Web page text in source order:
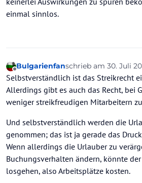
einmal sinnlos.
Offline
Bulgarienfanschrieb am 30. Juli
zuletzt editiert von
Selbstverständlich ist das Streikrecht
Allerdings gibt es auch das Recht, bei
weniger streikfreudigen Mitarbeitern
Und selbstverständlich werden die
genommen; das ist ja gerade das
Wenn allerdings die Urlauber zu
Buchungsverhalten ändern, könnte
losgehen, also Arbeitsplätze kosten.